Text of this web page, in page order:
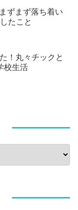
ずまず落ち着い
たこと
！丸々チックと
校生活